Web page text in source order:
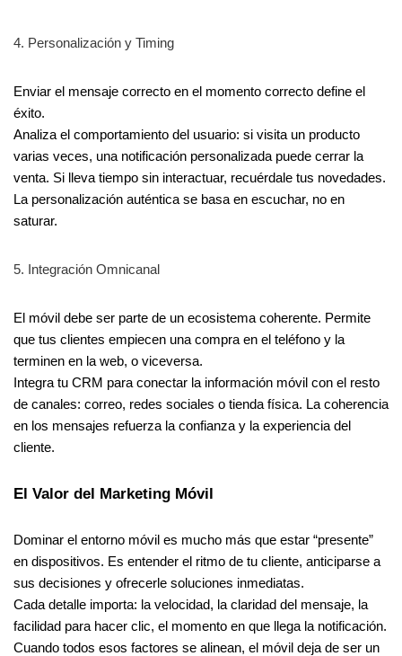
4. Personalización y Timing
Enviar el mensaje correcto en el momento correcto define el
éxito.
Analiza el comportamiento del usuario: si visita un producto
varias veces, una notificación personalizada puede cerrar la
venta. Si lleva tiempo sin interactuar, recuérdale tus novedades.
La personalización auténtica se basa en escuchar, no en
saturar.
5. Integración Omnicanal
El móvil debe ser parte de un ecosistema coherente. Permite
que tus clientes empiecen una compra en el teléfono y la
terminen en la web, o viceversa.
Integra tu CRM para conectar la información móvil con el resto
de canales: correo, redes sociales o tienda física. La coherencia
en los mensajes refuerza la confianza y la experiencia del
cliente.
El Valor del Marketing Móvil
Dominar el entorno móvil es mucho más que estar “presente”
en dispositivos. Es entender el ritmo de tu cliente, anticiparse a
sus decisiones y ofrecerle soluciones inmediatas.
Cada detalle importa: la velocidad, la claridad del mensaje, la
facilidad para hacer clic, el momento en que llega la notificación.
Cuando todos esos factores se alinean, el móvil deja de ser un